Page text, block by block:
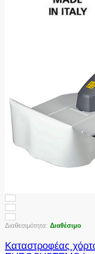
Διαθεσιμότητα: Διαθέσιμο
Καταστροφέας